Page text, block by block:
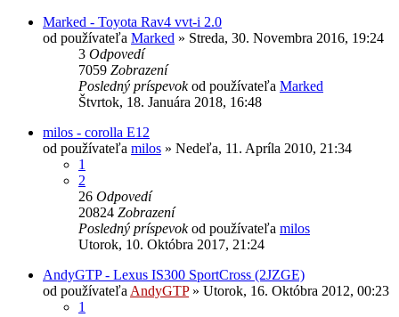
Marked - Toyota Rav4 vvt-i 2.0
od používateľa Marked » Streda, 30. Novembra 2016, 19:24
3 Odpovedí
7059 Zobrazení
Posledný príspevokod používateľa Marked
Štvrtok, 18. Januára 2018, 16:48
milos - corolla E12
od používateľa milos » Nedeľa, 11. Apríla 2010, 21:34
1
2
26 Odpovedí
20824 Zobrazení
Posledný príspevokod používateľa milos
Utorok, 10. Októbra 2017, 21:24
AndyGTP - Lexus IS300 SportCross (2JZGE)
od používateľa AndyGTP» Utorok, 16. Októbra 2012, 00:23
1